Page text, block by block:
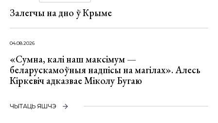
Залегчы на дно ў Крыме
04.08.2026
«Сумна, калі наш максімум —
беларускамоўныя надпісы на магілах». Алесь
Кіркевіч адказвае Міколу Бугаю
ЧЫТАЦЬ ЯШЧЭ